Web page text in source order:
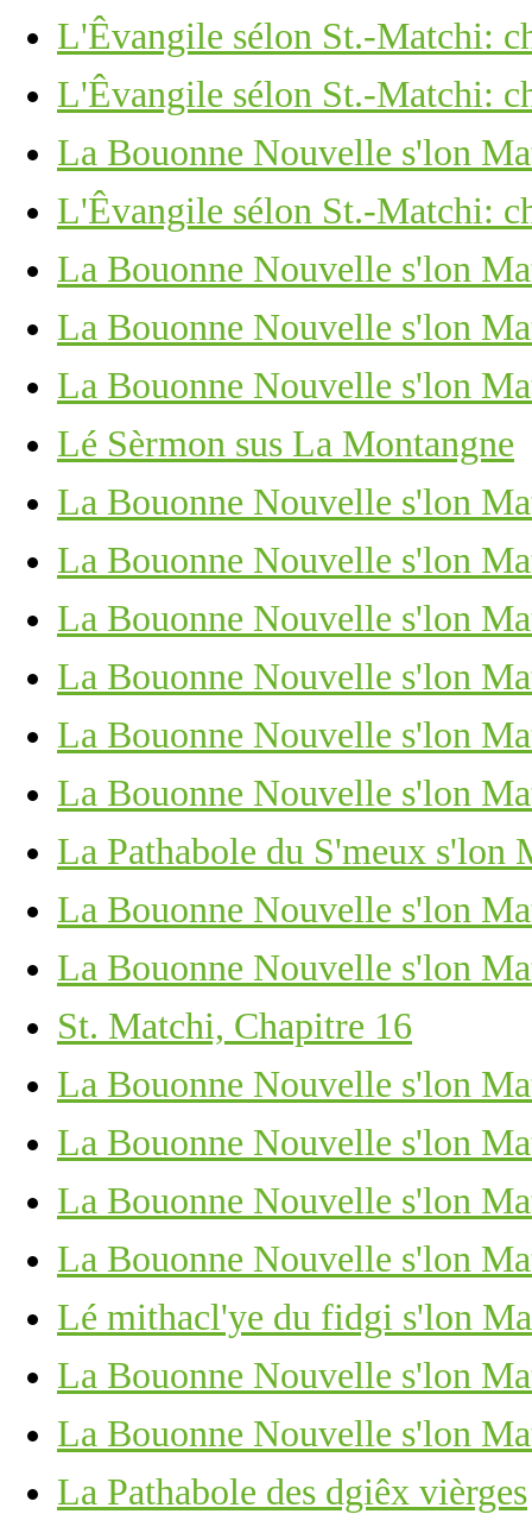
L'Êvangile sélon St.-Matchi:
L'Êvangile sélon St.-Matchi:
La Bouonne Nouvelle s'lon
L'Êvangile sélon St.-Matchi:
La Bouonne Nouvelle s'lon
La Bouonne Nouvelle s'lon
La Bouonne Nouvelle s'lon
Lé Sèrmon sus La Montangne
La Bouonne Nouvelle s'lon
La Bouonne Nouvelle s'lon
La Bouonne Nouvelle s'lon
La Bouonne Nouvelle s'lon
La Bouonne Nouvelle s'lon
La Bouonne Nouvelle s'lon
La Pathabole du S'meux s'lon
La Bouonne Nouvelle s'lon
La Bouonne Nouvelle s'lon
St. Matchi, Chapitre 16
La Bouonne Nouvelle s'lon
La Bouonne Nouvelle s'lon
La Bouonne Nouvelle s'lon
La Bouonne Nouvelle s'lon
Lé mithacl'ye du fidgi s'lon
La Bouonne Nouvelle s'lon
La Bouonne Nouvelle s'lon
La Pathabole des dgiêx vièrges